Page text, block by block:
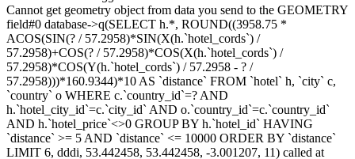
Cannot get geometry object from data you send to the GEOMETRY
field#0 database->q(SELECT h.*, ROUND((3958.75 *
ACOS(SIN(? / 57.2958)*SIN(X(h.`hotel_cords`) /
57.2958)+COS(? / 57.2958)*COS(X(h.`hotel_cords`) /
57.2958)*COS(Y(h.`hotel_cords`) / 57.2958 - ? /
57.2958)))*160.9344)*10 AS `distance` FROM `hotel` h, `city` c,
`country` o WHERE c.`country_id`=? AND
h.`hotel_city_id`=c.`city_id` AND o.`country_id`=c.`country_id`
AND h.`hotel_price`<>0 GROUP BY h.`hotel_id` HAVING
`distance` >= 5 AND `distance` <= 10000 ORDER BY `distance`
LIMIT 6, dddi, 53.442458, 53.442458, -3.001207, 11) called at